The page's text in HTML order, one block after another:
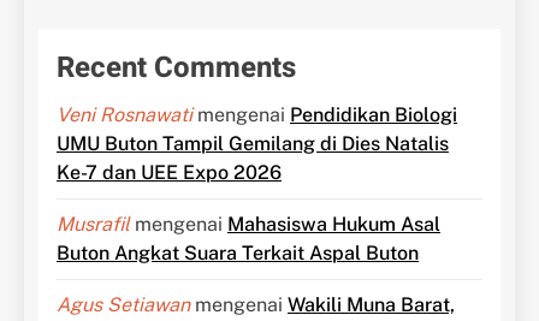
Recent Comments
Veni Rosnawatimengenai Pendidikan Biologi
UMU Buton Tampil Gemilang di Dies Natalis
Ke-7 dan UEE Expo 2026
Musrafilmengenai Mahasiswa Hukum Asal
Buton Angkat Suara Terkait Aspal Buton
Agus Setiawanmengenai Wakili Muna Barat,